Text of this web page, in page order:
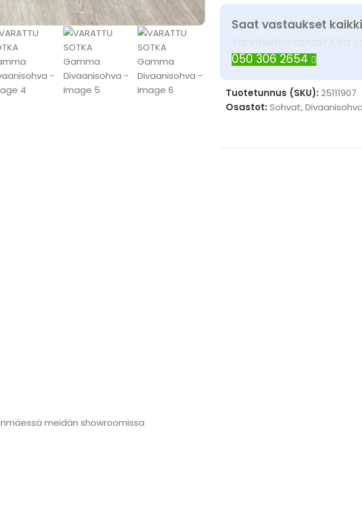
Saat vastaukset
Tarvitsetko apua? Ota
050 306 2654
Tuotetunnus (SKU):25111907
Osastot: Sohvat,
meidän showroomissa